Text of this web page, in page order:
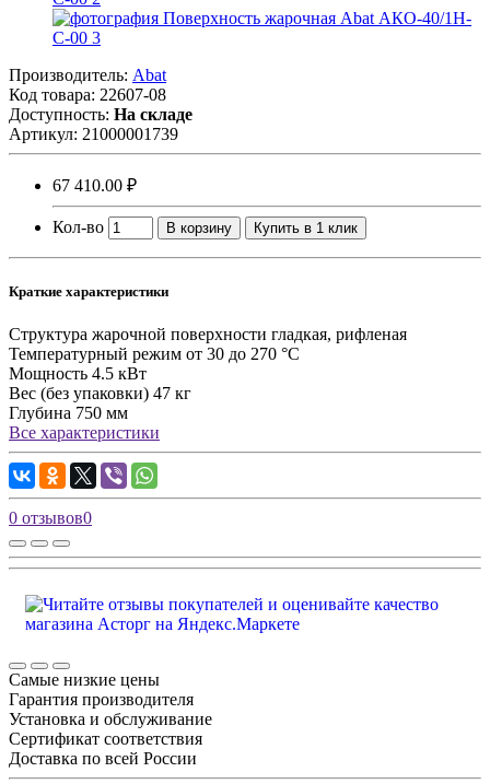
Производитель: Abat
Код товара: 22607-08
Доступность: На складе
Артикул: 21000001739
67 410.00 ₽
Кол-во В корзину Купить в 1 клик
Краткие характеристики
Структура жарочной поверхности гладкая, рифленая
Температурный режим от 30 до 270 °С
Мощность 4.5 кВт
Вес (без упаковки) 47 кг
Глубина 750 мм
Все характеристики
0 отзывов0
Самые низкие цены
Гарантия производителя
Установка и обслуживание
Сертификат соответствия
Доставка по всей России